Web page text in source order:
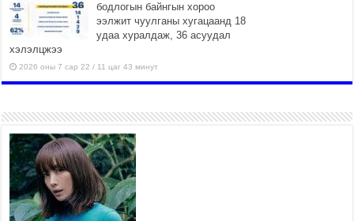
бодлогын байнгын хороо
ээлжит чуулганы хугацаанд 18
удаа хуралдаж, 36 асуудал
хэлэлцжээ
2026 оны 7 сар 22 / 11 цаг 43 минут
боломжтой-Хүүхэд хөгжүүлэх
төв” байгуулах төсөлд төр,
хувийн хэвшлийн түншлэлийн хүрээнд хамтран
ажиллахыг урьж байна
2026 оны 7 сар 22 / 9 цаг 28 минут
Б.Пүрэвдагва: “Урт цагаан”-ыг
залуучууд чөлөөт цагаа